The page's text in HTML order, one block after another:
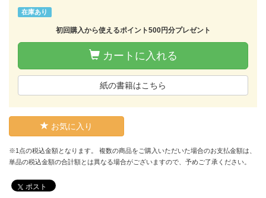
在庫あり
初回購入から使えるポイント500円分プレゼント
カートに入れる
紙の書籍はこちら
お気に入り
※1点の税込金額となります。 複数の商品をご購入いただいた場合のお支払金額は、
単品の税込金額の合計額とは異なる場合がございますので、予めご了承ください。
ポスト